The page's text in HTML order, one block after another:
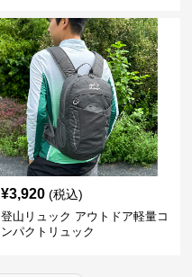
¥3,920 (税込)
登山リュック アウトドア軽量コ
ンパクトリュック